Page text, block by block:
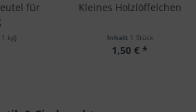
für
kg)
Kleines Holzlöffelchen
Inhalt 1 Stück
1,50 € *